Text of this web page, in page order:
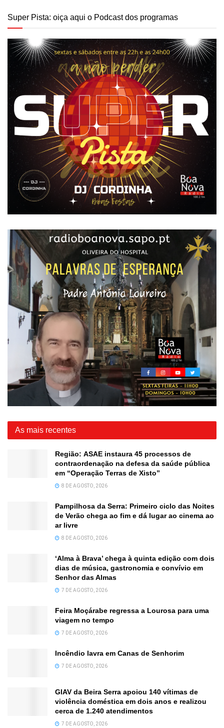
Super Pista: oiça aqui o Podcast dos programas
As mais recentes
Região: ASAE instaura 45 processos de
contraordenação na defesa da saúde pública
em “Operação Terras de Xisto”
8 DE AGOSTO, 2026
Pampilhosa da Serra: Primeiro ciclo das Noites
de Verão chega ao fim e dá lugar ao cinema ao
ar livre
8 DE AGOSTO, 2026
‘Alma à Brava’ chega à quinta edição com dois
dias de música, gastronomia e convívio em
Senhor das Almas
7 DE AGOSTO, 2026
Feira Moçárabe regressa a Lourosa para uma
viagem no tempo
7 DE AGOSTO, 2026
Incêndio lavra em Canas de Senhorim
7 DE AGOSTO, 2026
GIAV da Beira Serra apoiou 140 vítimas de
violência doméstica em dois anos e realizou
cerca de 1.240 atendimentos
7 DE AGOSTO, 2026